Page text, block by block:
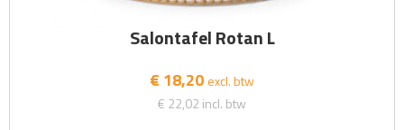
Salontafel Rotan L
€ 18,20 excl. btw
€ 22,02 incl. btw